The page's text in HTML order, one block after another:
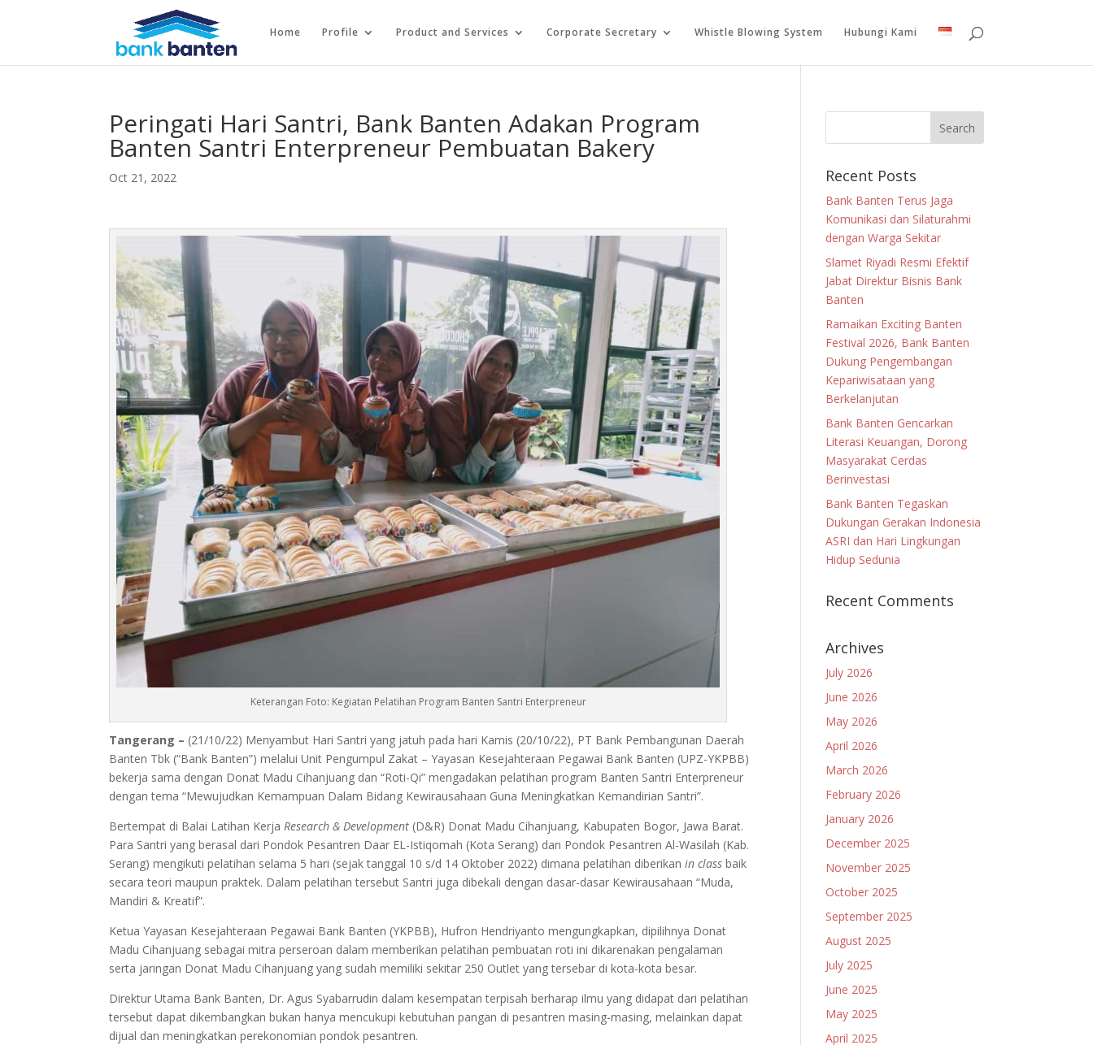
Home Profile Product and Services Corporate Secretary Whistle Blowing System Hubungi Kami
Peringati Hari Santri, Bank Banten Adakan Program
Banten Santri Enterpreneur Pembuatan Bakery
Oct 21, 2022
Keterangan Foto: Kegiatan Pelatihan Program Banten Santri Enterpreneur
Tangerang – (21/10/22) Menyambut Hari Santri yang jatuh pada hari Kamis (20/10/22), PT Bank Pembangunan Daerah
Banten Tbk (“Bank Banten”) melalui Unit Pengumpul Zakat – Yayasan Kesejahteraan Pegawai Bank Banten (UPZ-YKPBB)
bekerja sama dengan Donat Madu Cihanjuang dan “Roti-Qi” mengadakan pelatihan program Banten Santri Enterpreneur
dengan tema “Mewujudkan Kemampuan Dalam Bidang Kewirausahaan Guna Meningkatkan Kemandirian Santri”.
Bertempat di Balai Latihan KerjaResearch & Development (D&R) Donat Madu Cihanjuang, Kabupaten Bogor, Jawa Barat.
Para Santri yang berasal dari Pondok Pesantren Daar EL-Istiqomah (Kota Serang) dan Pondok Pesantren Al-Wasilah (Kab.
Serang) mengikuti pelatihan selama 5 hari (sejak tanggal 10 s/d 14 Oktober 2022) dimana pelatihan diberikanin class baik
secara teori maupun praktek. Dalam pelatihan tersebut Santri juga dibekali dengan dasar-dasar Kewirausahaan “Muda,
Mandiri & Kreatif”.
Ketua Yayasan Kesejahteraan Pegawai Bank Banten (YKPBB), Hufron Hendriyanto mengungkapkan, dipilihnya Donat
Madu Cihanjuang sebagai mitra perseroan dalam memberikan pelatihan pembuatan roti ini dikarenakan pengalaman
serta jaringan Donat Madu Cihanjuang yang sudah memiliki sekitar 250 Outlet yang tersebar di kota-kota besar.
Direktur Utama Bank Banten, Dr. Agus Syabarrudin dalam kesempatan terpisah berharap ilmu yang didapat dari pelatihan
tersebut dapat dikembangkan bukan hanya mencukupi kebutuhan pangan di pesantren masing-masing, melainkan dapat
dijual dan meningkatkan perekonomian pondok pesantren.
Recent Posts
Bank Banten Terus Jaga
Komunikasi dan Silaturahmi
dengan Warga Sekitar
Slamet Riyadi Resmi Efektif
Jabat Direktur Bisnis Bank
Banten
Ramaikan Exciting Banten
Festival 2026, Bank Banten
Dukung Pengembangan
Kepariwisataan yang
Berkelanjutan
Bank Banten Gencarkan
Literasi Keuangan, Dorong
Masyarakat Cerdas
Berinvestasi
Bank Banten Tegaskan
Dukungan Gerakan Indonesia
ASRI dan Hari Lingkungan
Hidup Sedunia
Recent Comments
Archives
July 2026
June 2026
May 2026
April 2026
March 2026
February 2026
January 2026
December 2025
November 2025
October 2025
September 2025
August 2025
July 2025
June 2025
May 2025
April 2025